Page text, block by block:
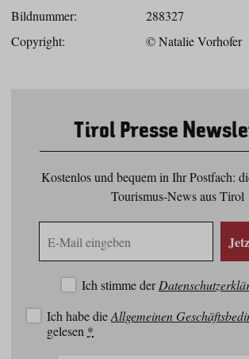
Bildnummer:
288327
Copyright:
© Natalie Vorhofer
Tirol Presse
Kostenlos und bequem in Ihr Postfach:
Tourismus-News aus Tirol
Mail
Ich stimme der
Ich habe dieAllgemeinen
gelesen *